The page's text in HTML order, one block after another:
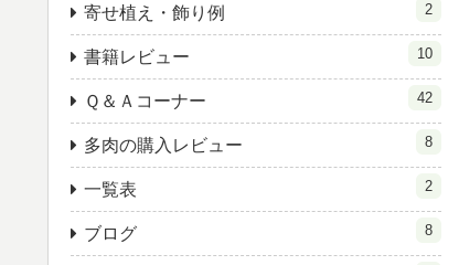
寄せ植え・飾り例 2
書籍レビュー 10
Ｑ＆Ａコーナー 42
多肉の購入レビュー 8
一覧表 2
ブログ 8